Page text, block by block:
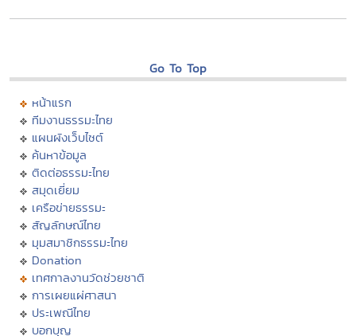
Go To Top
หน้าแรก
ทีมงานธรรมะไทย
แผนผังเว็บไซต์
ค้นหาข้อมูล
ติดต่อธรรมะไทย
สมุดเยี่ยม
เครือข่ายธรรมะ
สัญลักษณ์ไทย
มุมสมาชิกธรรมะไทย
Donation
เทศกาลงานวัดช่วยชาติ
การเผยแผ่ศาสนา
ประเพณีไทย
บอกบุญ